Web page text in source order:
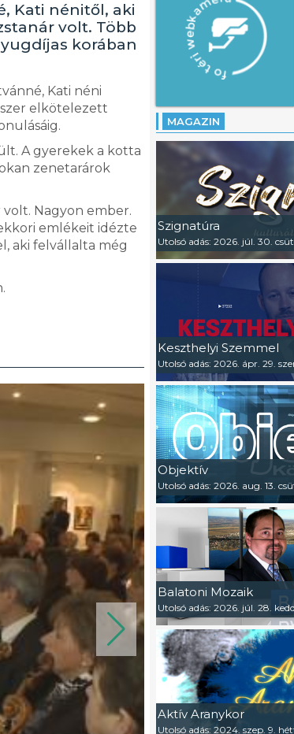
Kati nénitől, aki
volt. Több
korában
Kati néni
elkötelezett
A gyerekek a kotta
zenetarárok
Nagyon ember.
emlékeit idézte
aki felvállalta még
MAGAZIN
Szignatúra
Utolsó adás: 2026. júl. 30.
Keszthelyi Szemmel
Utolsó adás: 2026. ápr. 29.
Objektív
Utolsó adás: 2026. aug. 13.
Balatoni Mozaik
Utolsó adás: 2026. júl. 28.
Aktív Aranykor
Utolsó adás: 2024. szep. 9.